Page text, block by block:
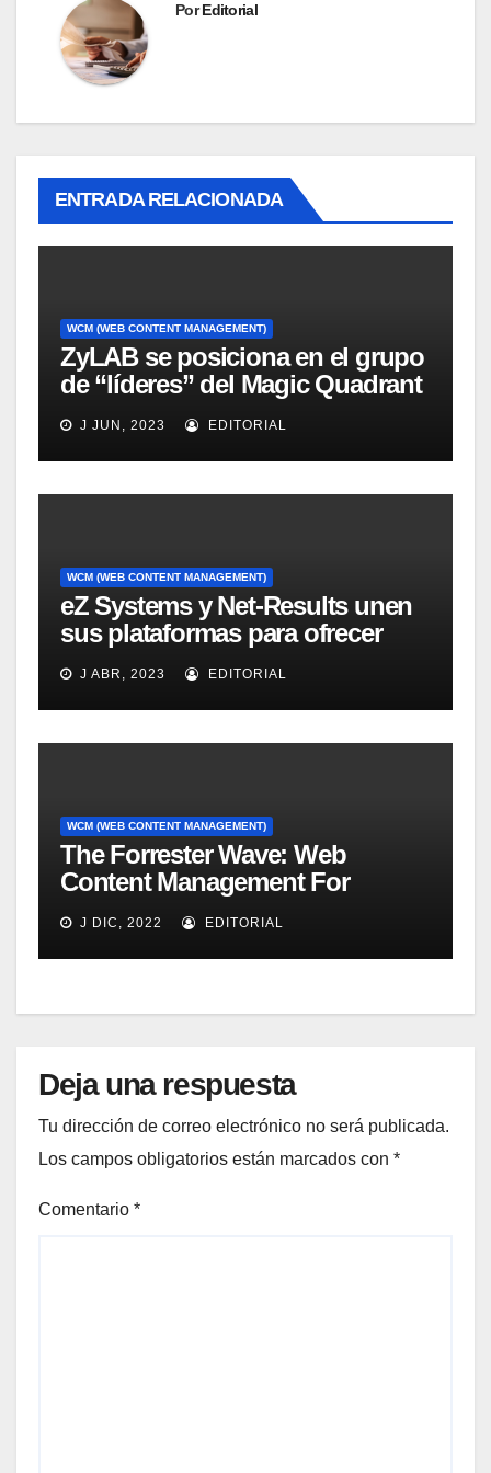
PorEditorial
ENTRADA RELACIONADA
WCM (WEB CONTENT MANAGEMENT)
ZyLAB se posiciona en el grupo
de “líderes” del Magic Quadrant
for Information Access
Technology, 2008
J JUN, 2023 EDITORIAL
WCM (WEB CONTENT MANAGEMENT)
eZ Systems y Net-Results unen
sus plataformas para ofrecer
solución mejorada de gestión
del customer experience
J ABR, 2023 EDITORIAL
WCM (WEB CONTENT MANAGEMENT)
The Forrester Wave: Web
Content Management For
Online Customer Experience, Q3
2011
J DIC, 2022 EDITORIAL
Deja una respuesta
Tu dirección de correo electrónico no será publicada.
Los campos obligatorios están marcados con *
Comentario *